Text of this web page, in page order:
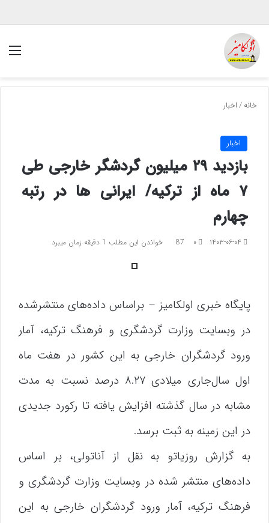
خانه/اخبار
اخبار
بازدید ۲۹ میلیون گردشگر خارجی طی
۷ ماه از ترکیه/ ایرانی ها در رتبه
چهارم
۱۴۰۳-۰۶-۰۴ ۰ 87 خواندن این مطلب 1 دقیقه زمان میبرد
پایگاه خبری اولکامیز – براساس داده‌های منتشرشده
در وبسایت وزارت گردشگری و فرهنگ ترکیه، آمار
ورود گردشگران خارجی به این کشور در هفت ماه
اول سال‌جاری میلادی ۸.۲۷ درصد نسبت به مدت
مشابه در سال گذشته افزایش یافته تا رکورد جدیدی
در این زمینه به ثبت برسد.
به گزارش روزیاتو به نقل از آناتولی، بر اساس
داده‌های منتشر شده در وبسایت وزارت گردشگری و
فرهنگ ترکیه، آمار ورود گردشگران خارجی به این